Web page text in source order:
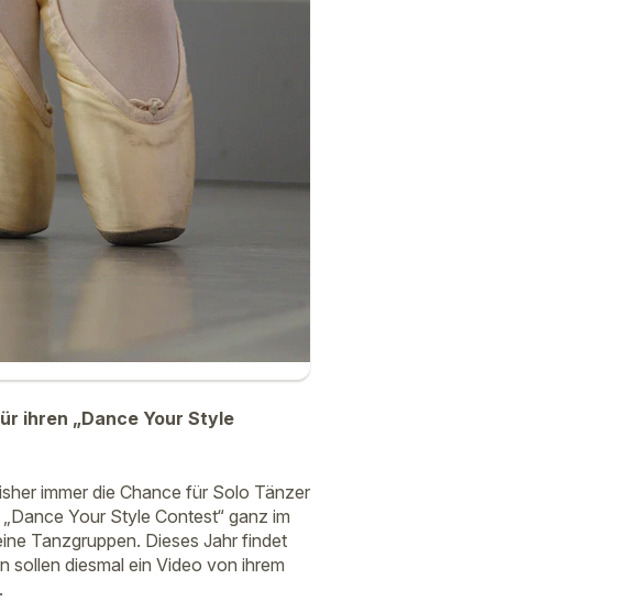
ihren „Dance Your Style
immer die Chance für Solo Tänzer
Your Style Contest“ ganz im
Tanzgruppen. Dieses Jahr findet
sollen diesmal ein Video von ihrem